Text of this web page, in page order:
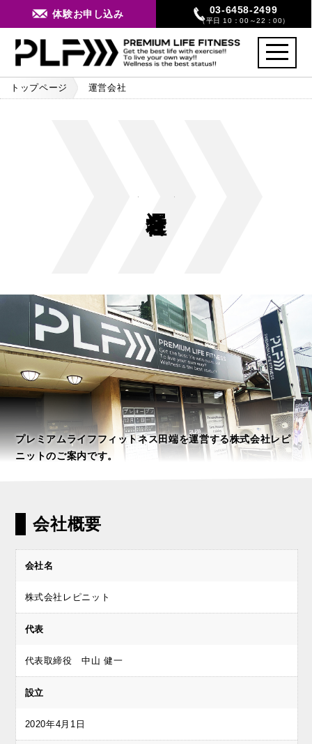
体験お申し込み 03-6458-2499
（平日 10：00～22：00）
toggle
トップページ 運営会社
プレミアムライフフィットネス田端を運営する株式会社レピ
ニットのご案内です。
会社概要
会社名
株式会社レピニット
代表
代表取締役 中山 健一
設立
2020年4月1日